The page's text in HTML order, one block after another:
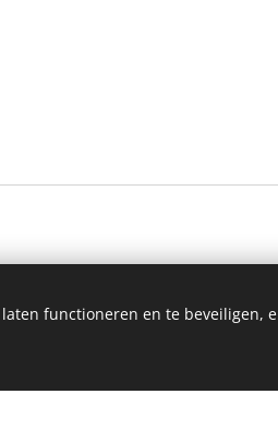
functioneren en te beveiligen,